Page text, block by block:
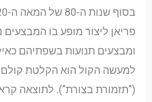
פריאן ליצור מופע בו
ומבצעים תנועות בשפתיהם
למעשה הקול הוא הקלטת
("תזמורת בצורת"). לתוצאה קראו